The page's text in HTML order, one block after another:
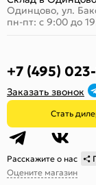
Одинцово, ул.
пн-пт: с 9:00 до
+7 (495)
Заказать звонок
Стать
Расскажите о нас
Оцените магазин